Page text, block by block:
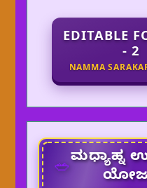
ನಿಮ್ಮ
EDITABLE
- 2
NAMMA
🥗ಮಧ್ಯಾಹ್ನ